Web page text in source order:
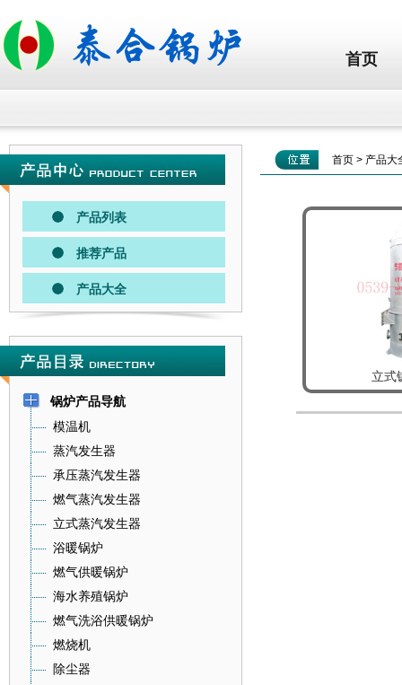
首页
产品列表
推荐产品
产品大全
锅炉产品导航
模温机
蒸汽发生器
承压蒸汽发生器
燃气蒸汽发生器
立式蒸汽发生器
浴暖锅炉
燃气供暖锅炉
海水养殖锅炉
燃气洗浴供暖锅炉
燃烧机
除尘器
首页 > 产品大
立式